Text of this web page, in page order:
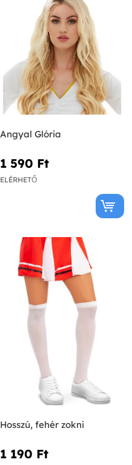
Angyal Glória
1 590 Ft‎
ELÉRHETŐ
Hosszú, fehér zokni
1 190 Ft‎